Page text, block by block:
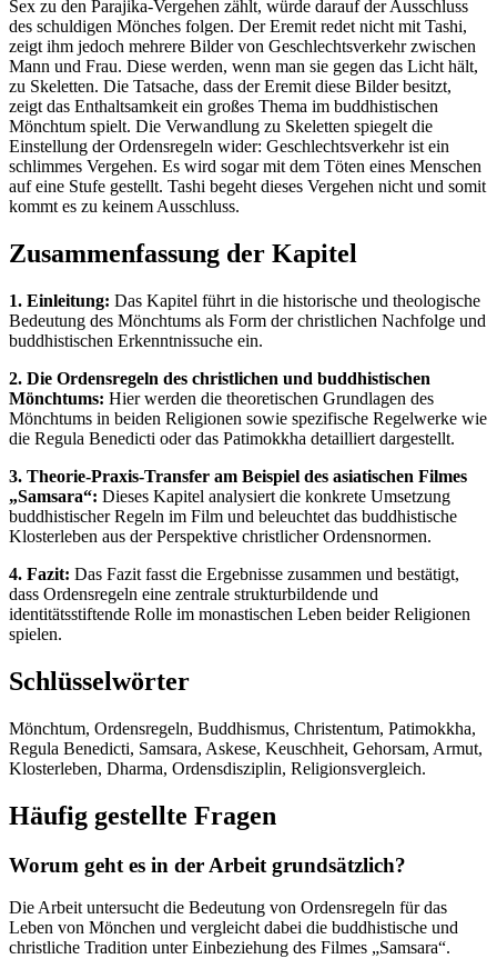
Sex zu den Parajika-Vergehen zählt, würde darauf der Ausschluss
des schuldigen Mönches folgen. Der Eremit redet nicht mit Tashi,
zeigt ihm jedoch mehrere Bilder von Geschlechtsverkehr zwischen
Mann und Frau. Diese werden, wenn man sie gegen das Licht hält,
zu Skeletten. Die Tatsache, dass der Eremit diese Bilder besitzt,
zeigt das Enthaltsamkeit ein großes Thema im buddhistischen
Mönchtum spielt. Die Verwandlung zu Skeletten spiegelt die
Einstellung der Ordensregeln wider: Geschlechtsverkehr ist ein
schlimmes Vergehen. Es wird sogar mit dem Töten eines Menschen
auf eine Stufe gestellt. Tashi begeht dieses Vergehen nicht und somit
kommt es zu keinem Ausschluss.
Zusammenfassung der Kapitel
1. Einleitung: Das Kapitel führt in die historische und theologische
Bedeutung des Mönchtums als Form der christlichen Nachfolge und
buddhistischen Erkenntnissuche ein.
2. Die Ordensregeln des christlichen und buddhistischen
Mönchtums: Hier werden die theoretischen Grundlagen des
Mönchtums in beiden Religionen sowie spezifische Regelwerke wie
die Regula Benedicti oder das Patimokkha detailliert dargestellt.
3. Theorie-Praxis-Transfer am Beispiel des asiatischen Filmes
„Samsara“: Dieses Kapitel analysiert die konkrete Umsetzung
buddhistischer Regeln im Film und beleuchtet das buddhistische
Klosterleben aus der Perspektive christlicher Ordensnormen.
4. Fazit: Das Fazit fasst die Ergebnisse zusammen und bestätigt,
dass Ordensregeln eine zentrale strukturbildende und
identitätsstiftende Rolle im monastischen Leben beider Religionen
spielen.
Schlüsselwörter
Mönchtum, Ordensregeln, Buddhismus, Christentum, Patimokkha,
Regula Benedicti, Samsara, Askese, Keuschheit, Gehorsam, Armut,
Klosterleben, Dharma, Ordensdisziplin, Religionsvergleich.
Häufig gestellte Fragen
Worum geht es in der Arbeit grundsätzlich?
Die Arbeit untersucht die Bedeutung von Ordensregeln für das
Leben von Mönchen und vergleicht dabei die buddhistische und
christliche Tradition unter Einbeziehung des Filmes „Samsara“.